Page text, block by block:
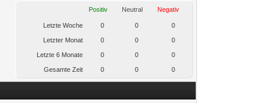
Positiv Neutral Negativ
Letzte Woche 0 0 0
Letzter Monat 0 0 0
Letzte 6 Monate 0 0 0
Gesamte Zeit 0 0 0